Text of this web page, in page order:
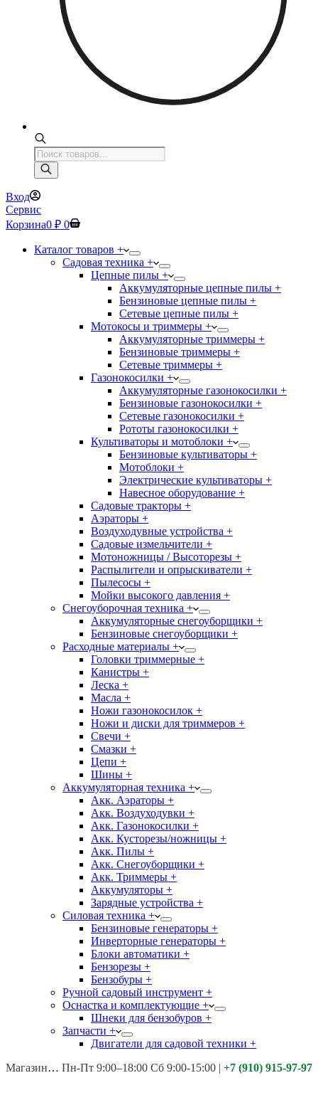
Поиск
товаров
Вход
Сервис
Корзина0 ₽ 0
Каталог товаров +
Садовая техника +
Цепные пилы +
Аккумуляторные цепные пилы +
Бензиновые цепные пилы +
Сетевые цепные пилы +
Мотокосы и триммеры +
Аккумуляторные триммеры +
Бензиновые триммеры +
Сетевые триммеры +
Газонокосилки +
Аккумуляторные газонокосилки +
Бензиновые газонокосилки +
Сетевые газонокосилки +
Рототы газонокосилки +
Культиваторы и мотоблоки +
Бензиновые культиваторы +
Мотоблоки +
Электрические культиваторы +
Навесное оборудование +
Садовые тракторы +
Аэраторы +
Воздуходувные устройства +
Садовые измельчители +
Мотоножницы / Высоторезы +
Распылители и опрыскиватели +
Пылесосы +
Мойки высокого давления +
Снегоуборочная техника +
Аккумуляторные снегоуборщики +
Бензиновые снегоуборщики +
Расходные материалы +
Головки триммерные +
Канистры +
Леска +
Масла +
Ножи газонокосилок +
Ножи и диски для триммеров +
Свечи +
Смазки +
Цепи +
Шины +
Аккумуляторная техника +
Акк. Аэраторы +
Акк. Воздуходувки +
Акк. Газонокосилки +
Акк. Кусторезы/ножницы +
Акк. Пилы +
Акк. Снегоуборщики +
Акк. Триммеры +
Аккумуляторы +
Зарядные устройства +
Силовая техника +
Бензиновые генераторы +
Инверторные генераторы +
Блоки автоматики +
Бензорезы +
Бензобуры +
Ручной садовый инструмент +
Оснастка и комплектующие +
Шнеки для бензобуров +
Запчасти +
Двигатели для садовой техники +
Магазины: Калуга ул. Московская д.113
Пн-Пт 9:00–18:00 Сб 9:00-15:00 | +7 (910) 915-97-97